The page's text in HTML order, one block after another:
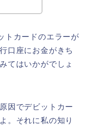
トカードのエラーが
口座にお金がきち
てはいかがでしょ
因でデビットカー
。それに私の知り